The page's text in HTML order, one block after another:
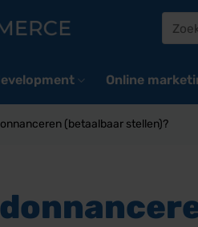
Online
(betaalbaar stellen)?